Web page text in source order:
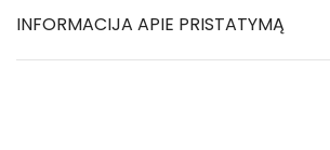
INFORMACIJA APIE PRISTATYMĄ